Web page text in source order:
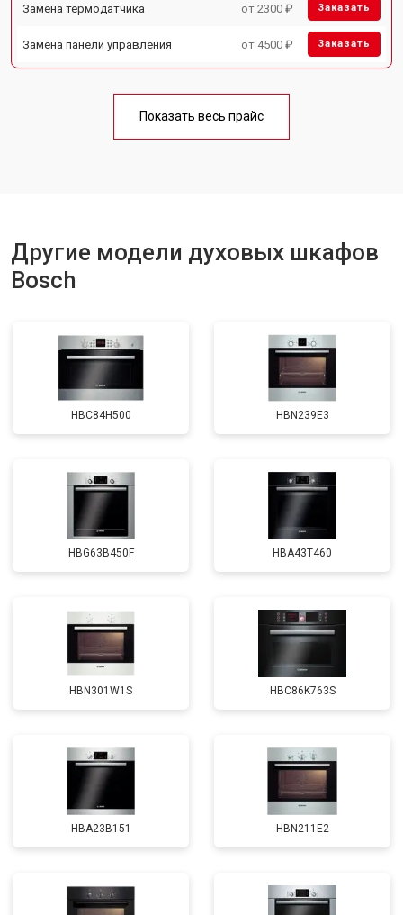
Замена термодатчика от 2300 ₽ Заказать
Замена панели управления от 4500 ₽ Заказать
Показать весь прайс
Другие модели духовых шкафов
Bosch
HBC84H500 HBN239E3
HBG63B450F HBA43T460
HBN301W1S HBC86K763S
HBA23B151 HBN211E2